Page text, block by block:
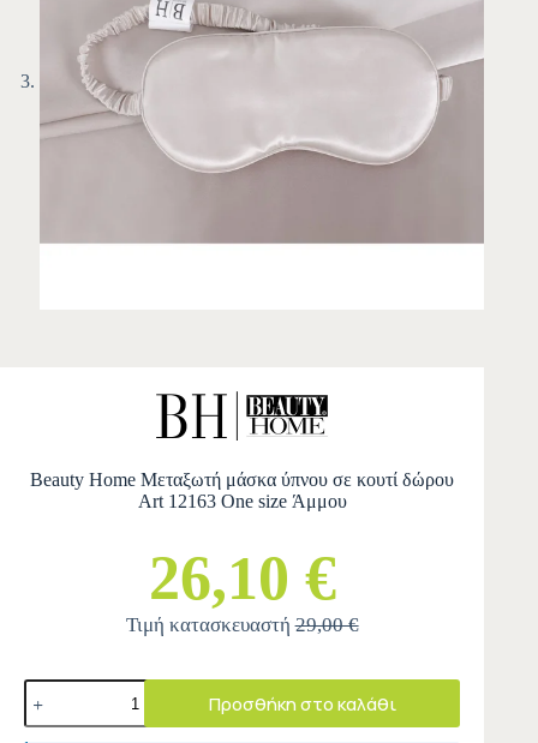
Beauty Home Μεταξωτή μάσκα ύπνου σε κουτί δώρου
Art 12163 One size Άμμου
26,10 €
Τιμή κατασκευαστή29,00 €
Προσθήκη στο καλάθι
A